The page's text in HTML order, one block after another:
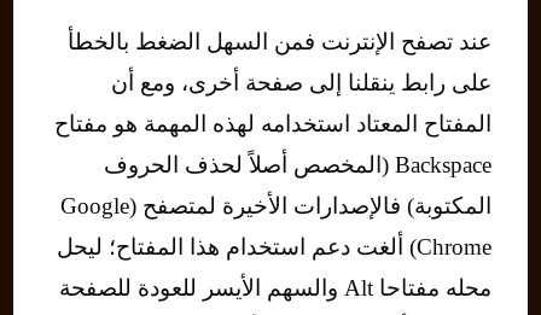
عند تصفح الإنترنت فمن السهل الضغط بالخطأ
على رابط ينقلنا إلى صفحة أخرى، ومع أن
المفتاح المعتاد استخدامه لهذه المهمة هو مفتاح
Backspace (المخصص أصلاً لحذف الحروف
المكتوبة) فالإصدارات الأخيرة لمتصفح (Google
Chrome) ألغت دعم استخدام هذا المفتاح؛ ليحل
محله مفتاحا Alt والسهم الأيسر للعودة للصفحة